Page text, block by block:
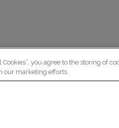
you agree to the storing of
our marketing efforts.